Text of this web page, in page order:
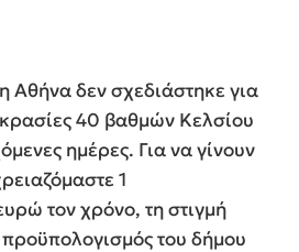
Αθήνα δεν σχεδιάστηκε για
40 βαθμών Κελσίου
ημέρες. Για να γίνουν
1
τον χρόνο, τη στιγμή
του δήμου